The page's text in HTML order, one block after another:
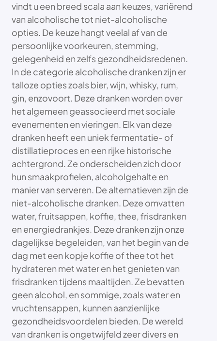
vindt u een breed scala aan keuzes, variërend
van alcoholische tot niet-alcoholische
opties. De keuze hangt veelal af van de
persoonlijke voorkeuren, stemming,
gelegenheid en zelfs gezondheidsredenen.
In de categorie alcoholische dranken zijn er
talloze opties zoals bier, wijn, whisky, rum,
gin, enzovoort. Deze dranken worden over
het algemeen geassocieerd met sociale
evenementen en vieringen. Elk van deze
dranken heeft een uniek fermentatie- of
distillatieproces en een rijke historische
achtergrond. Ze onderscheiden zich door
hun smaakprofielen, alcoholgehalte en
manier van serveren. De alternatieven zijn de
niet-alcoholische dranken. Deze omvatten
water, fruitsappen, koffie, thee, frisdranken
en energiedrankjes. Deze dranken zijn onze
dagelijkse begeleiden, van het begin van de
dag met een kopje koffie of thee tot het
hydrateren met water en het genieten van
frisdranken tijdens maaltijden. Ze bevatten
geen alcohol, en sommige, zoals water en
vruchtensappen, kunnen aanzienlijke
gezondheidsvoordelen bieden. De wereld
van dranken is ongetwijfeld zeer divers en